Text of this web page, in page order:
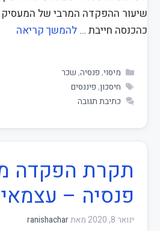
שיעור ההפקדה המרבי של
כהכנסה חייבת … להמשך קריאה
מיסוי, פנסיה, שכר
חיסכון, פיננסים
כתיבת תגובה
תקרת הפקדה
פנסיה – עצמאי
ינואר 8, 2020 מאתranishachar